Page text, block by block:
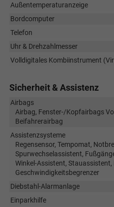
Außentemperaturanzeige
Bordcomputer
Telefon
Uhr & Drehzahlmesser
Volldigitales Kombiinstrument
Sicherheit & Assistenz
Airbags
Airbag, Fenster-/Kopfairbags
Beifahrerairbag
Assistenzsysteme
Regensensor, Tempomat,
Spurwechselassistent,
Winkel-Assistent,
Geschwindigkeitsbegrenzer
Diebstahl-Alarmanlage
Einparkhilfe